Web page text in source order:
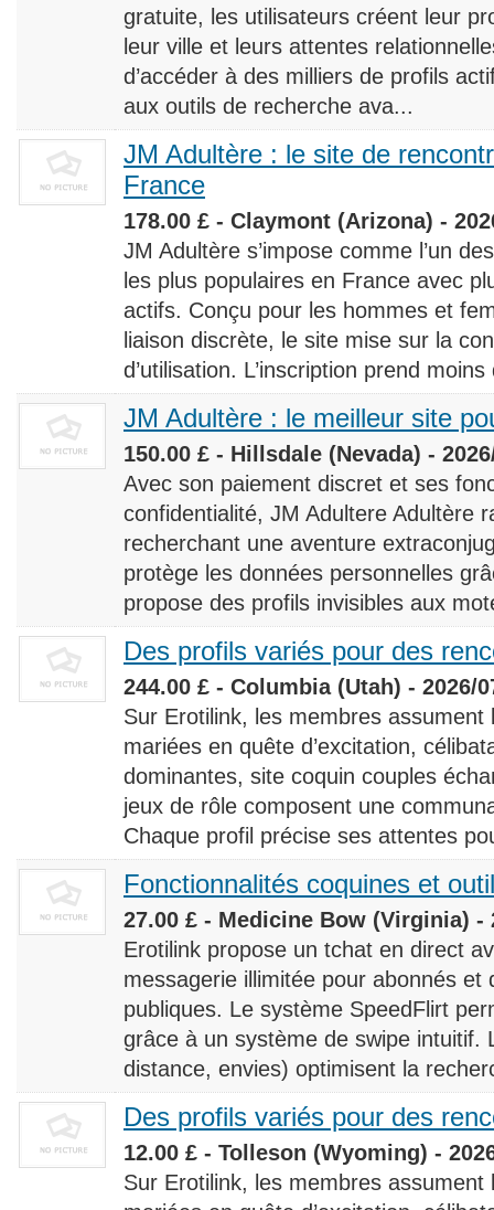
gratuite, les utilisateurs créent leur
leur ville et leurs attentes
d’accéder à des milliers de profils
aux outils de recherche ava...
JM Adultère : le site de
France
178.00 £ - Claymont (Arizona) -
JM Adultère s’impose comme l’un
les plus populaires en France avec
actifs. Conçu pour les hommes et
liaison discrète, le site mise sur la
d’utilisation. L’inscription prend
JM Adultère : le meilleur site
150.00 £ - Hillsdale (Nevada) -
Avec son paiement discret et ses
confidentialité, JM Adultere Adultère
recherchant une aventure
protège les données personnelles
propose des profils invisibles aux
Des profils variés pour des
244.00 £ - Columbia (Utah) - 2026/
Sur Erotilink, les membres
mariées en quête d’excitation,
dominantes, site coquin couples
jeux de rôle composent une
Chaque profil précise ses attentes
Fonctionnalités coquines et
27.00 £ - Medicine Bow (Virginia) -
Erotilink propose un tchat en direct
messagerie illimitée pour abonnés et
publiques. Le système SpeedFlirt
grâce à un système de swipe intuitif.
distance, envies) optimisent la
Des profils variés pour des
12.00 £ - Tolleson (Wyoming) -
Sur Erotilink, les membres